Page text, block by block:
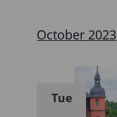
October 2023
Tue